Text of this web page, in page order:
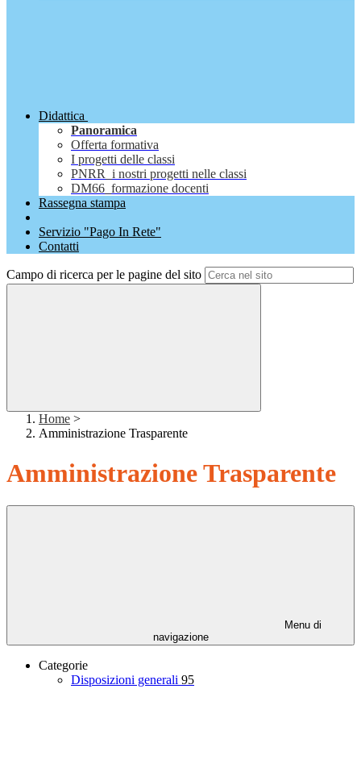
Didattica
Panoramica
Offerta formativa
I progetti delle classi
PNRR_i nostri progetti nelle classi
DM66_formazione docenti
Rassegna stampa
Servizio "Pago In Rete"
Contatti
Campo di ricerca per le pagine del sito
Home >
Amministrazione Trasparente
Amministrazione Trasparente
Menu di
navigazione
Categorie
Disposizioni generali 95